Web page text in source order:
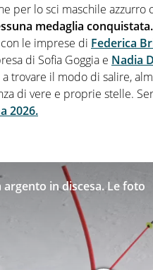
per lo sci maschile azzurro
medaglia conquistata.
le imprese di Federica
di Sofia Goggia e Nadia
trovare il modo di salire,
di vere e proprie stelle.
2026.
argento in discesa. Le foto